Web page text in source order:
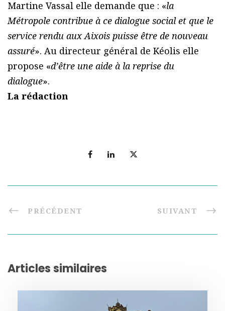
Martine Vassal elle demande que : «la
Métropole contribue à ce dialogue social et que le
service rendu aux Aixois puisse être de nouveau
assuré». Au directeur général de Kéolis elle
propose «d’être une aide à la reprise du
dialogue».
La rédaction
PRÉCÉDENT SUIVANT
Articles similaires